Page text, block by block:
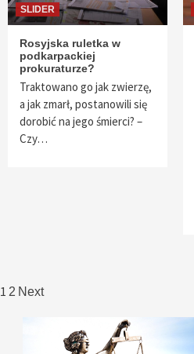
SLIDER
Rosyjska ruletka w
podkarpackiej
prokuraturze?
Traktowano go jak zwierzę,
a jak zmarł, postanowili się
dorobić na jego śmierci? –
Czy…
Nawigacja
wpisach
1 2 Next